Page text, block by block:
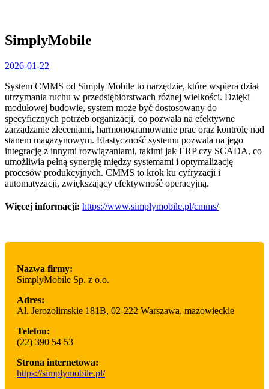
SimplyMobile
2026-01-22
22
System CMMS od Simply Mobile to narzędzie, które wspiera dział
utrzymania ruchu w przedsiębiorstwach różnej wielkości. Dzięki
modułowej budowie, system może być dostosowany do
specyficznych potrzeb organizacji, co pozwala na efektywne
zarządzanie zleceniami, harmonogramowanie prac oraz kontrolę nad
stanem magazynowym. Elastyczność systemu pozwala na jego
integrację z innymi rozwiązaniami, takimi jak ERP czy SCADA, co
umożliwia pełną synergię między systemami i optymalizację
procesów produkcyjnych. CMMS to krok ku cyfryzacji i
automatyzacji, zwiększający efektywność operacyjną.
Więcej informacji: https://www.simplymobile.pl/cmms/
Nazwa firmy:
SimplyMobile Sp. z o.o.
Adres:
Al. Jerozolimskie 181B, 02-222 Warszawa, mazowieckie
Telefon:
(22) 390 54 53
Strona internetowa:
https://simplymobile.pl/